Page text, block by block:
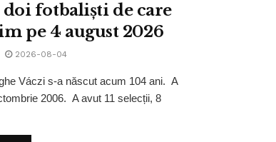
doi fotbaliști de care
pe 4 august 2026
2026-08-04
Váczi s-a născut acum 104 ani. A
2006. A avut 11 selecții, 8